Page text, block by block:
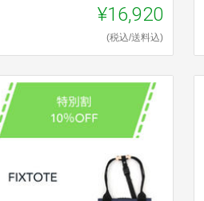
¥16,920
(税込/送料込)